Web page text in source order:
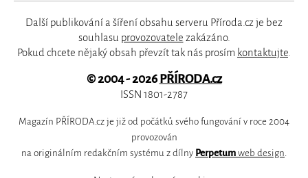
Další publikování a šíření obsahu serveru Příroda.cz je bez
souhlasu provozovatele zakázáno.
Pokud chcete nějaký obsah převzít tak nás prosím kontaktujte.
© 2004 - 2026PŘÍRODA.cz
ISSN 1801-2787
Magazín PŘÍRODA.cz je již od počátků svého fungování v roce 2004
provozován
na originálním redakčním systému z dílny Perpetum web design